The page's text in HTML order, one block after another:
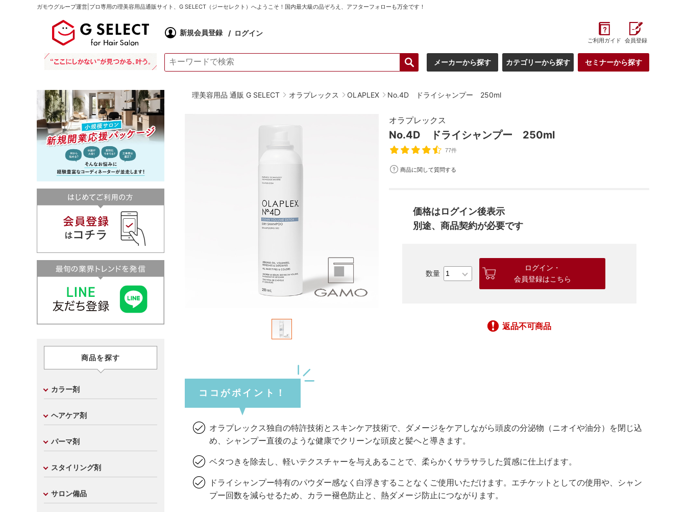
ガモウグループ運営|プロ専用の理美容用品通販サイト、G SELECT（ジーセレクト）へようこそ！国内最大級の品ぞろえ、アフターフォローも万全です！
ご利用ガイド 会員登録
メーカーから探す カテゴリーから探す セミナーから探す
新規会員登録 ログイン
理美容用品 通販 G SELECT オラプレックス OLAPLEX No.4D ドライシャンプー 250ml
オラプレックス
No.4D ドライシャンプー 250ml
77件
商品に関して質問する
価格はログイン後表示
別途、商品契約が必要です
ログイン・
会員登録はこちら
返品不可商品
ココがポイント！
オラプレックス独自の特許技術とスキンケア技術で、ダメージをケアしながら頭皮の分泌物（ニオイや油分）を閉じ込
め、シャンプー直後のような健康でクリーンな頭皮と髪へと導きます。
ベタつきを除去し、軽いテクスチャーを与えあることで、柔らかくサラサラした質感に仕上げます。
ドライシャンプー特有のパウダー感なく白浮きすることなくご使用いただけます。エチケットとしての使用や、シャン
プー回数を減らせるため、カラー褪色防止と、熱ダメージ防止につながります。
商品を探す
カラー剤
ヘアケア剤
パーマ剤
スタイリング剤
サロン備品